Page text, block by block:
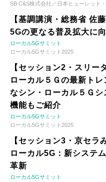
SB C&S株式会社／日本ヒューレット
【基調講演・総務省 佐
5Gの更なる普及拡大に
ローカル5Gサミット
ローカル5Gサミット2025
【セッション2・スリー
ローカル５Ｇの最新ト
なシン・ローカル５Ｇ
機能もご紹介
ローカル5Gサミット
ローカル5Gサミット2025
【セッション3・京セラ
ローカル5G：新システ
革新
ローカル5Gサミット